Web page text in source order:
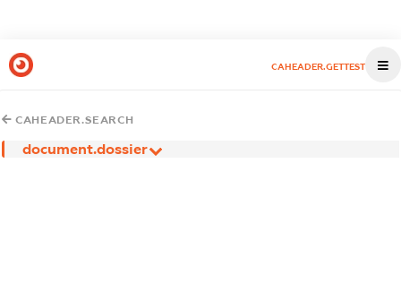
CAHEADER.GETTEST
CAHEADER.SEARCH
document.dossier